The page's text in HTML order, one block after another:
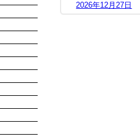
2026年12月27日